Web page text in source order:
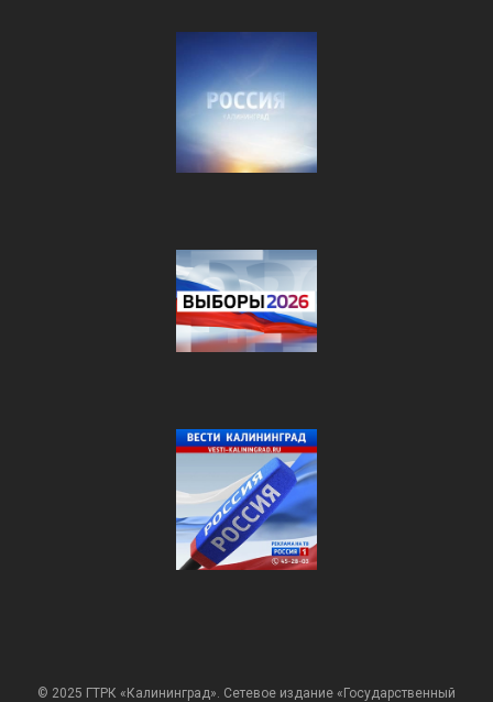
© 2025 ГТРК «Калининград». Сетевое издание «Государственный